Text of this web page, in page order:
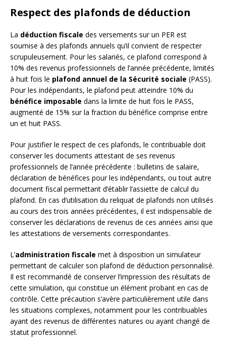
Respect des plafonds de déduction
La déduction fiscale des versements sur un PER est
soumise à des plafonds annuels qu’il convient de respecter
scrupuleusement. Pour les salariés, ce plafond correspond à
10% des revenus professionnels de l’année précédente, limités
à huit fois le plafond annuel de la Sécurité sociale (PASS).
Pour les indépendants, le plafond peut atteindre 10% du
bénéfice imposable dans la limite de huit fois le PASS,
augmenté de 15% sur la fraction du bénéfice comprise entre
un et huit PASS.
Pour justifier le respect de ces plafonds, le contribuable doit
conserver les documents attestant de ses revenus
professionnels de l’année précédente : bulletins de salaire,
déclaration de bénéfices pour les indépendants, ou tout autre
document fiscal permettant d’établir l’assiette de calcul du
plafond. En cas d’utilisation du reliquat de plafonds non utilisés
au cours des trois années précédentes, il est indispensable de
conserver les déclarations de revenus de ces années ainsi que
les attestations de versements correspondantes.
L’administration fiscale met à disposition un simulateur
permettant de calculer son plafond de déduction personnalisé.
Il est recommandé de conserver l’impression des résultats de
cette simulation, qui constitue un élément probant en cas de
contrôle. Cette précaution s’avère particulièrement utile dans
les situations complexes, notamment pour les contribuables
ayant des revenus de différentes natures ou ayant changé de
statut professionnel.